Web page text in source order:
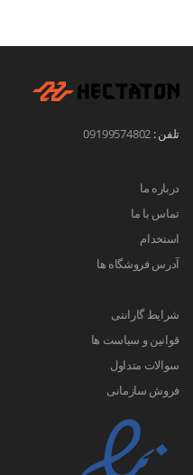
تلفن : 09199574802
درباره ما
تماس با ما
استخدام
آدرس فروشگاه ها
شرایط گارانتی
قوانین و سیاست ها
سوالات متداول
فروش سازمانی